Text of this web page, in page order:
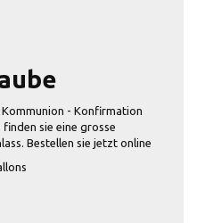
- Konfirmation
sie eine grosse
Bestellen sie jetzt online